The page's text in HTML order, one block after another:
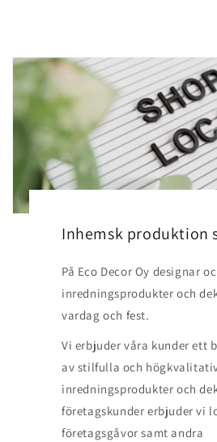
Inhemsk produktion
På Eco Decor Oy designar
inredningsprodukter och
vardag och fest.
Vi erbjuder våra kunder ett
av stilfulla och
inredningsprodukter och
företagskunder erbjuder vi
företagsgåvor samt andra